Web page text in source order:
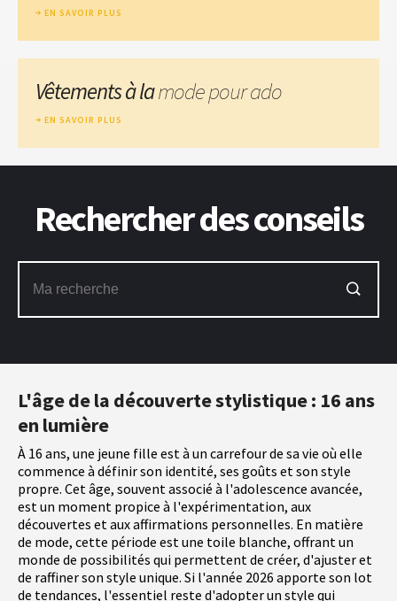
L'âge de la découverte stylistique : 16 ans
en lumière
À 16 ans, une jeune fille est à un carrefour de sa vie où elle
commence à définir son identité, ses goûts et son style
propre. Cet âge, souvent associé à l'adolescence avancée,
est un moment propice à l'expérimentation, aux
découvertes et aux affirmations personnelles. En matière
de mode, cette période est une toile blanche, offrant un
monde de possibilités qui permettent de créer, d'ajuster et
de raffiner son style unique. Si l'année 2026 apporte son lot
de tendances, l'essentiel reste d'adopter un style qui
EN SAVOIR PLUS
Vêtements à lamode pour ado
EN SAVOIR PLUS
Rechercher des conseils